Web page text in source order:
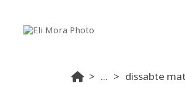
... dissabte